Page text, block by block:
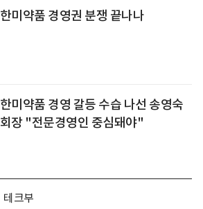
한미약품 경영권 분쟁 끝나나
한미약품 경영 갈등 수습 나선 송영숙
회장 "전문경영인 중심돼야"
테크부